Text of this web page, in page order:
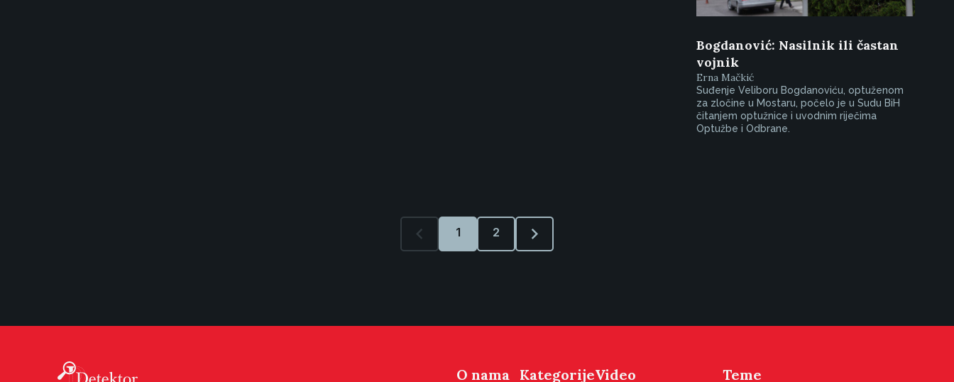
Bogdanović: Nasilnik ili častan
vojnik
Erna Mačkić
Suđenje Veliboru Bogdanoviću, optuženom
za zločine u Mostaru, počelo je u Sudu BiH
čitanjem optužnice i uvodnim riječima
Optužbe i Odbrane.
1 2
O nama KategorijeVideo Teme